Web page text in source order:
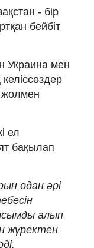
- бір
бейбіт
Украина мен
жолмен
ел
бақылап
одан әрі
алып
жүректен